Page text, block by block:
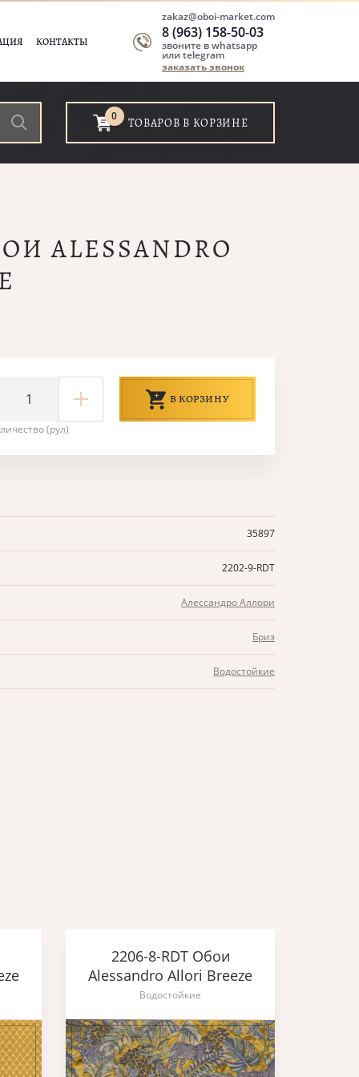
КОНТАКТЫ
zakaz@oboi-market.com
8 (963) 158-50-03
звоните в whatsapp
или telegram
заказать звонок
0 ТОВАРОВ В КОРЗИНЕ
ALESSANDRO
(рул)
В КОРЗИНУ
35897
2202-9-RDT
Алессандро Аллори
Бриз
Водостойкие
2206-8-RDT Обои
Alessandro Allori Breeze
Водостойкие